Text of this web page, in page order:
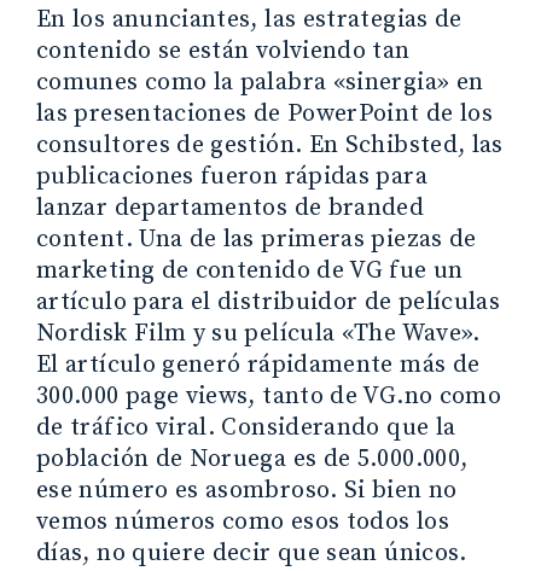
En los anunciantes, las estrategias de
contenido se están volviendo tan
comunes como la palabra «sinergia» en
las presentaciones de PowerPoint de los
consultores de gestión. En Schibsted, las
publicaciones fueron rápidas para
lanzar departamentos de branded
content. Una de las primeras piezas de
marketing de contenido de VG fue un
artículo para el distribuidor de películas
Nordisk Film y su película «The Wave».
El artículo generó rápidamente más de
300.000 page views, tanto de VG.no como
de tráfico viral. Considerando que la
población de Noruega es de 5.000.000,
ese número es asombroso. Si bien no
vemos números como esos todos los
días, no quiere decir que sean únicos.